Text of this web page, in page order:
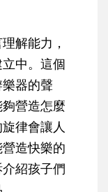
解能力，
中。這個
器的聲
營造怎麼
律會讓人
造快樂的
紹孩子們